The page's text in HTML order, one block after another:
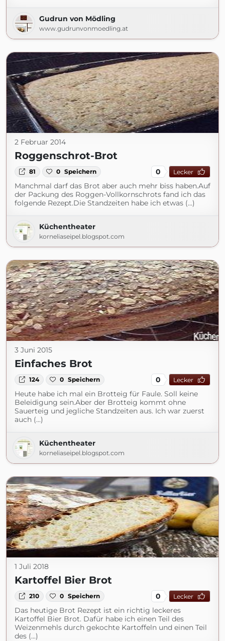
Gudrun von Mödling
www.gudrunvonmoedling.at
2 Februar 2014
Roggenschrot-Brot
81 0 Speichern 0 Lecker
Manchmal darf das Brot aber auch mehr biss haben.Auf
der Packung des Roggen-Vollkornschrots fand ich das
folgende Rezept.Die Standzeiten habe ich etwas (...)
Küchentheater
korneliaseipel.blogspot.com
3 Juni 2015
Einfaches Brot
124 0 Speichern 0 Lecker
Heute habe ich mal ein Brotteig für Faule. Soll keine
Beleidigung sein.Aber der Brotteig kommt ohne
Sauerteig und jegliche Standzeiten aus. Ich war zuerst
auch (...)
Küchentheater
korneliaseipel.blogspot.com
1 Juli 2018
Kartoffel Bier Brot
210 0 Speichern 0 Lecker
Das heutige Brot Rezept ist ein richtig leckeres
Kartoffel Bier Brot. Dafür habe ich einen Teil des
Weizenmehls durch gekochte Kartoffeln und einen Teil
des (...)